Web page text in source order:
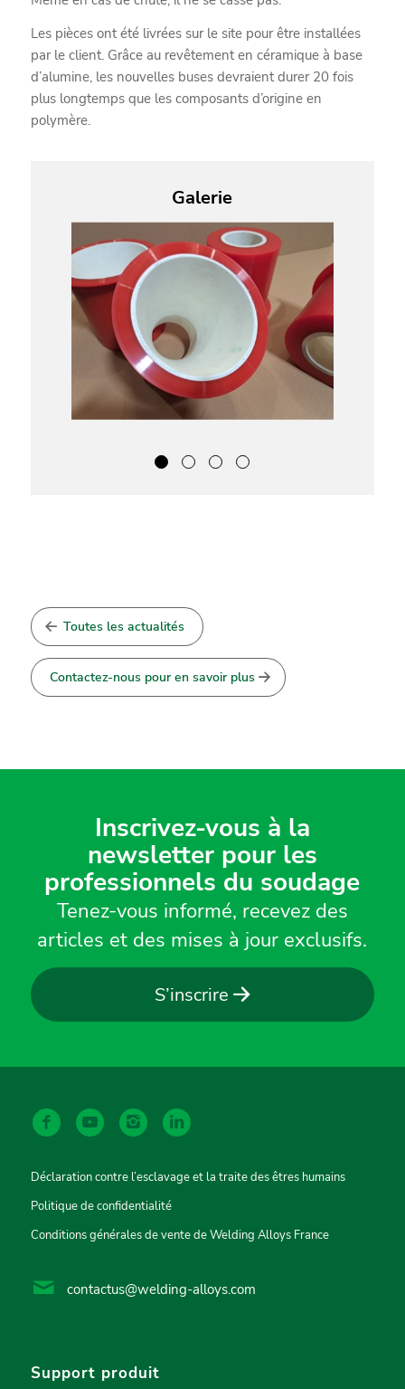
Les pièces ont été livrées sur le site pour être installées
par le client. Grâce au revêtement en céramique à base
d’alumine, les nouvelles buses devraient durer 20 fois
plus longtemps que les composants d’origine en
polymère.
Galerie
Toutes les actualités
Contactez-nous pour en savoir plus
Inscrivez-vous à la
newsletter pour les
professionnels du soudage
Tenez-vous informé, recevez des
articles et des mises à jour exclusifs.
S’inscrire
Déclaration contre l’esclavage et la traite des êtres humains
Politique de confidentialité
Conditions générales de vente de Welding Alloys France
contactus@welding-alloys.com
Support produit